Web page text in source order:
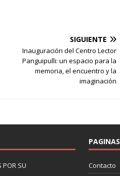
SIGUIENTE
Inauguración del Centro Lector
Panguipulli: un espacio para la
memoria, el encuentro y la
imaginación
POR SU
PAGINAS
Contacto